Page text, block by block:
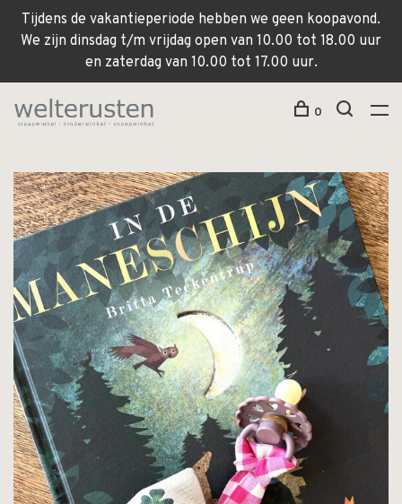
Tijdens de vakantieperiode hebben we geen koopavond.
We zijn dinsdag t/m vrijdag open van 10.00 tot 18.00 uur
en zaterdag van 10.00 tot 17.00 uur.
0